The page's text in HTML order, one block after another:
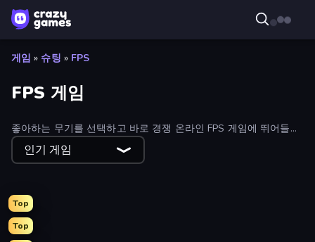
게임 » 슈팅 » FPS
FPS 게임
좋아하는 무기를 선택하고 바로 경쟁 온라인 FPS 게임에 뛰어들어
보세요. 필터를 사용하여 인기 게임, 신규 게임, 가장 많이 플레이한
게임 순으로 정렬할 수 있습니다.
인기 게임
Top
Top